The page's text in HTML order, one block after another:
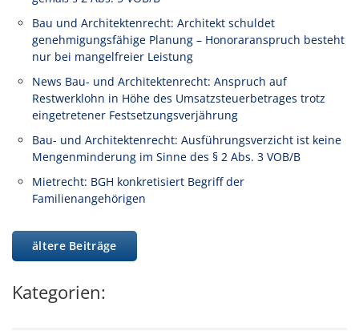
Bau und Architektenrecht: Architekt schuldet
genehmigungsfähige Planung – Honoraranspruch besteht
nur bei mangelfreier Leistung
News Bau- und Architektenrecht: Anspruch auf
Restwerklohn in Höhe des Umsatzsteuerbetrages trotz
eingetretener Festsetzungsverjährung
Bau- und Architektenrecht: Ausführungsverzicht ist keine
Mengenminderung im Sinne des § 2 Abs. 3 VOB/B
Mietrecht: BGH konkretisiert Begriff der
Familienangehörigen
ältere Beiträge
Kategorien: